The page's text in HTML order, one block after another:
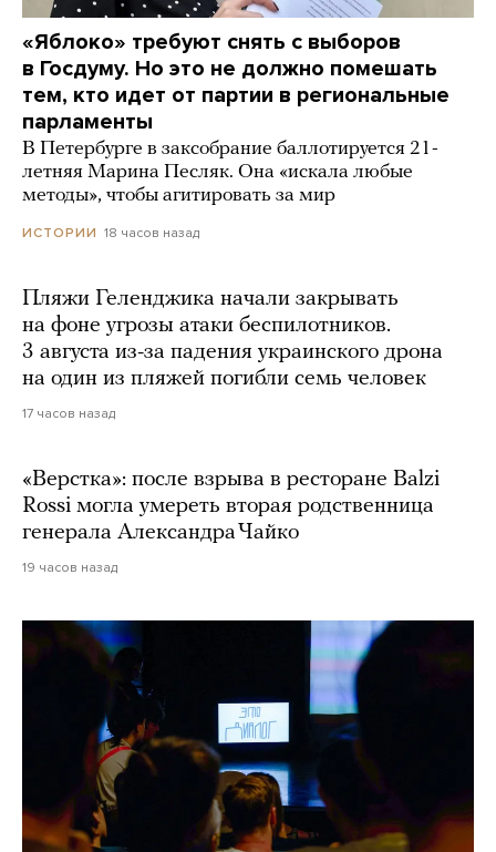
«Яблоко» требуют снять с выборов
в Госдуму. Но это не должно помешать
тем, кто идет от партии в региональные
парламенты
В Петербурге в заксобрание баллотируется 21-
летняя Марина Песляк. Она «искала любые
методы», чтобы агитировать за мир
ИСТОРИИ 18 часов назад
Пляжи Геленджика начали закрывать
на фоне угрозы атаки беспилотников.
3 августа из-за падения украинского дрона
на один из пляжей погибли семь человек
17 часов назад
«Верстка»: после взрыва в ресторане Balzi
Rossi могла умереть вторая родственница
генерала Александра Чайко
19 часов назад